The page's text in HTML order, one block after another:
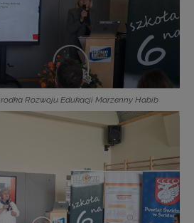
Rozwoju Edukacji Marzenny Habib